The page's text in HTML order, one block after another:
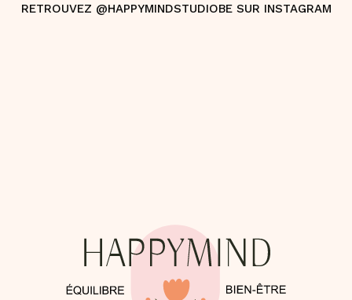
RETROUVEZ @HAPPYMINDSTUDIOBE SUR INSTAGRAM